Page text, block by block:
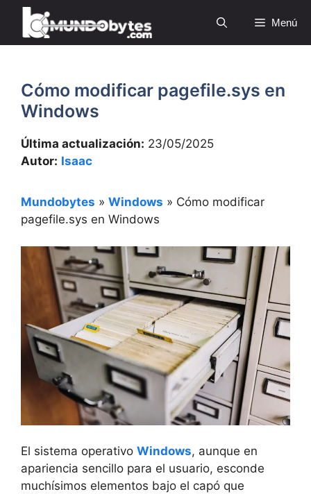
Saltar
contenido
Menú
Cómo modificar pagefile.sys en
Windows
Última actualización: 23/05/2025
Autor: Isaac
Mundobytes » Windows » Cómo modificar
pagefile.sys en Windows
El sistema operativo Windows, aunque en
apariencia sencillo para el usuario, esconde
muchísimos elementos bajo el capó que